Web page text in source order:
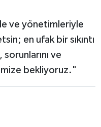
ve yönetimleriyle
en ufak bir sıkıntı
ve
bekliyoruz."